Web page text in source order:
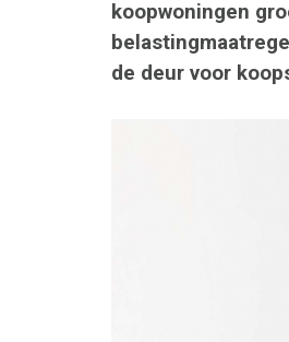
koopwoningen
de deur voor